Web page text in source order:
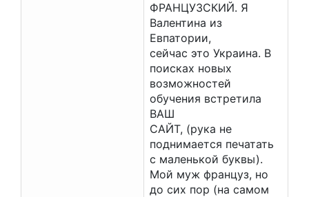
ФРАНЦУЗСКИЙ. Я
Валентина из
Евпатории,
сейчас это Украина. В
поисках новых
возможностей
обучения встретила
ВАШ
САЙТ, (рука не
поднимается печатать
с маленькой буквы).
Мой муж француз, но
до сих пор (на самом